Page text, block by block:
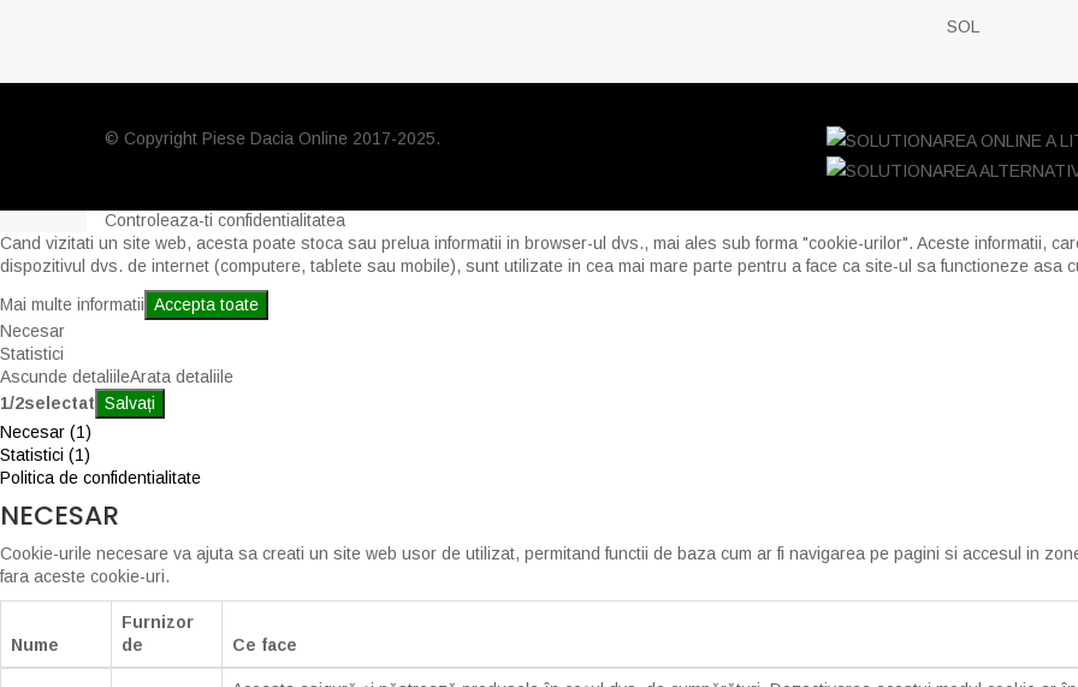
SOL
© Copyright Piese Dacia Online 2017-2025.
Controleaza-ti confidentialitatea
Cand vizitati un site web, acesta poate stoca sau prelua informatii in browser-ul dvs., mai ales sub forma "cookie-urilor". Aceste informatii,
dispozitivul dvs. de internet (computere, tablete sau mobile), sunt utilizate in cea mai mare parte pentru a face ca site-ul sa functioneze asa
Mai multe informatii Accepta toate
Necesar
Statistici
Ascunde detaliileArata detaliile
1/2selectat Salvați
Necesar (1)
Statistici (1)
Politica de confidentialitate
NECESAR
Cookie-urile necesare va ajuta sa creati un site web usor de utilizat, permitand functii de baza cum ar fi navigarea pe pagini si accesul in
fara aceste cookie-uri.
Nume
Furnizor
de
Ce face